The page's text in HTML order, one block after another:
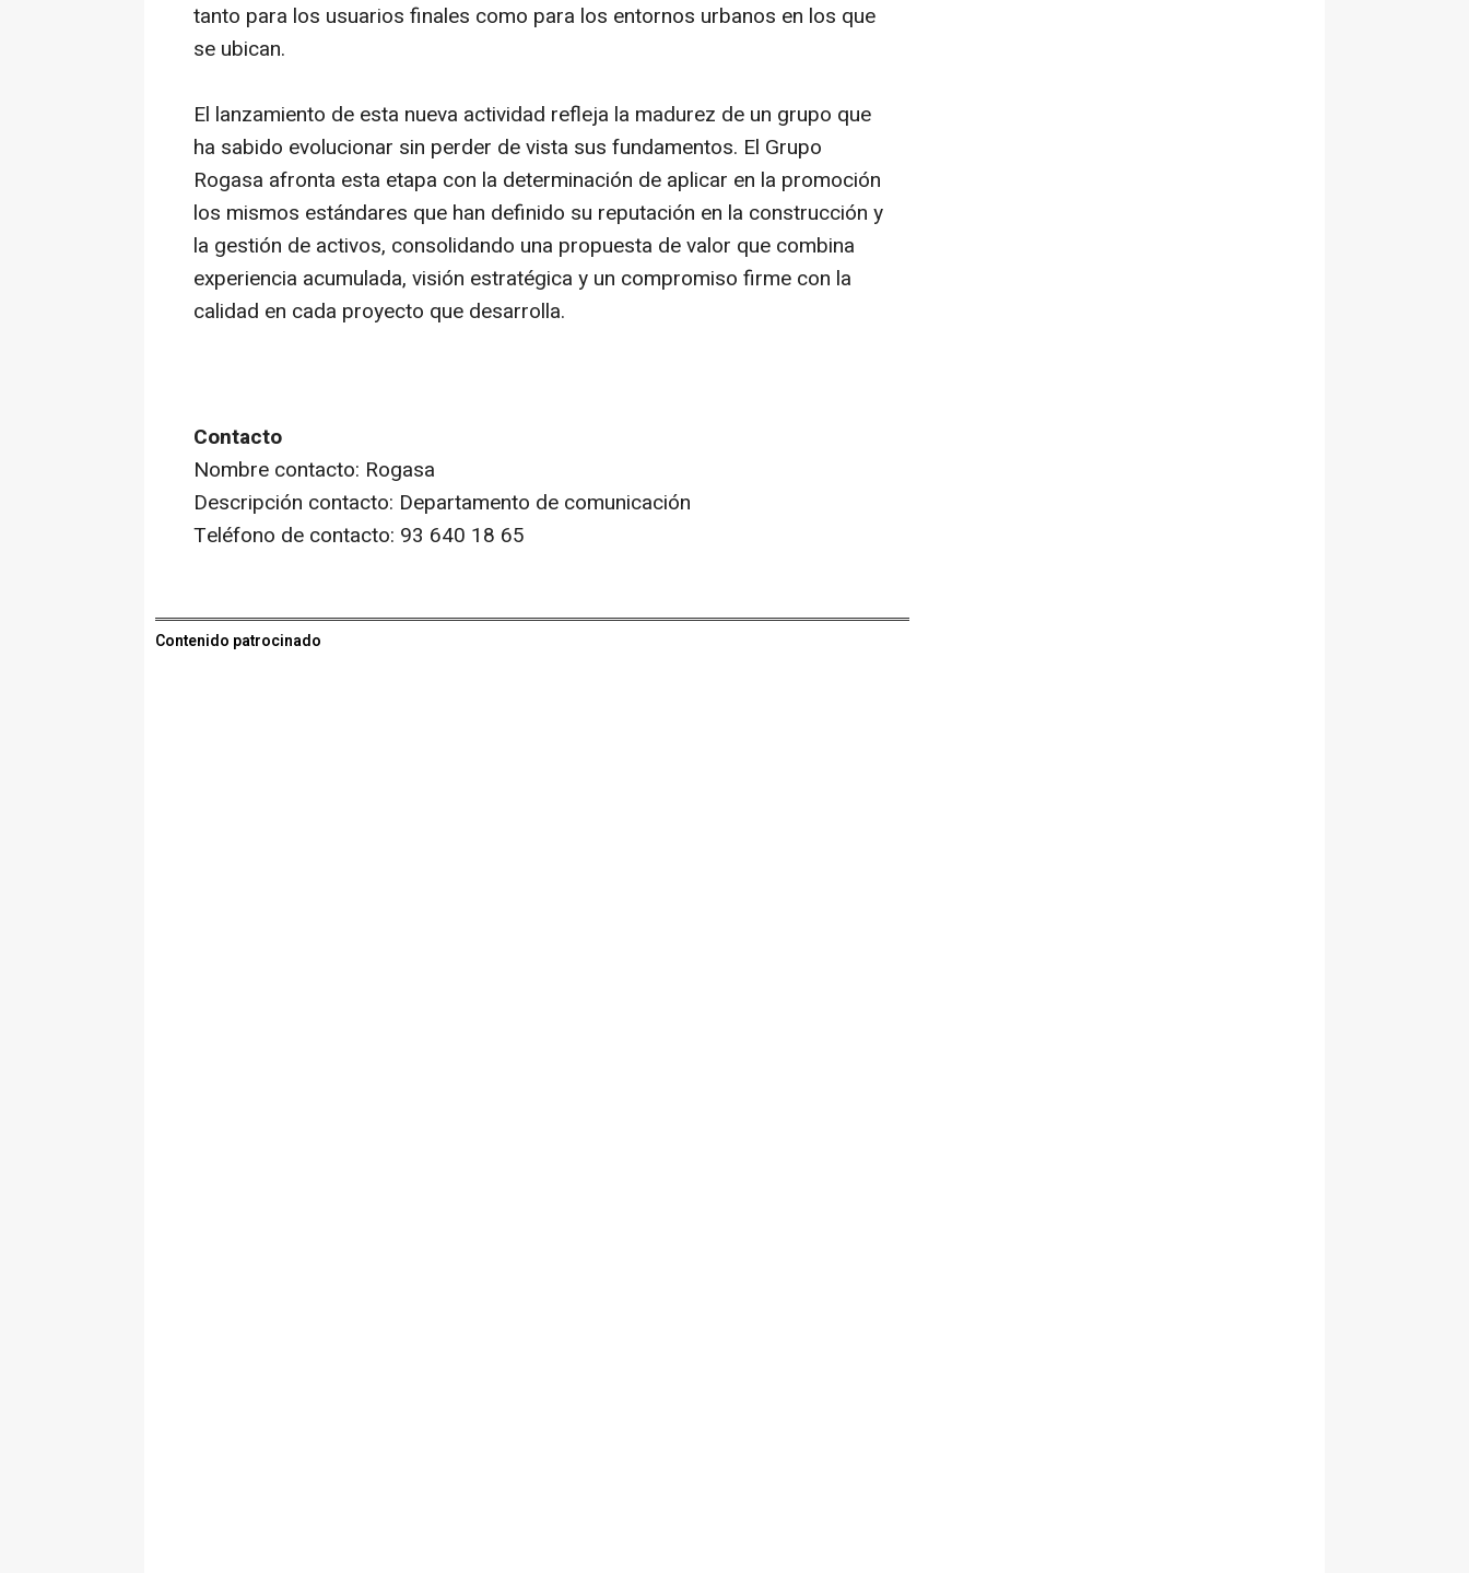
tanto para los usuarios finales como para los entornos urbanos en los que
se ubican.
El lanzamiento de esta nueva actividad refleja la madurez de un grupo que
ha sabido evolucionar sin perder de vista sus fundamentos. El Grupo
Rogasa afronta esta etapa con la determinación de aplicar en la promoción
los mismos estándares que han definido su reputación en la construcción y
la gestión de activos, consolidando una propuesta de valor que combina
experiencia acumulada, visión estratégica y un compromiso firme con la
calidad en cada proyecto que desarrolla.
Contacto
Nombre contacto: Rogasa
Descripción contacto: Departamento de comunicación
Teléfono de contacto: 93 640 18 65
Contenido patrocinado